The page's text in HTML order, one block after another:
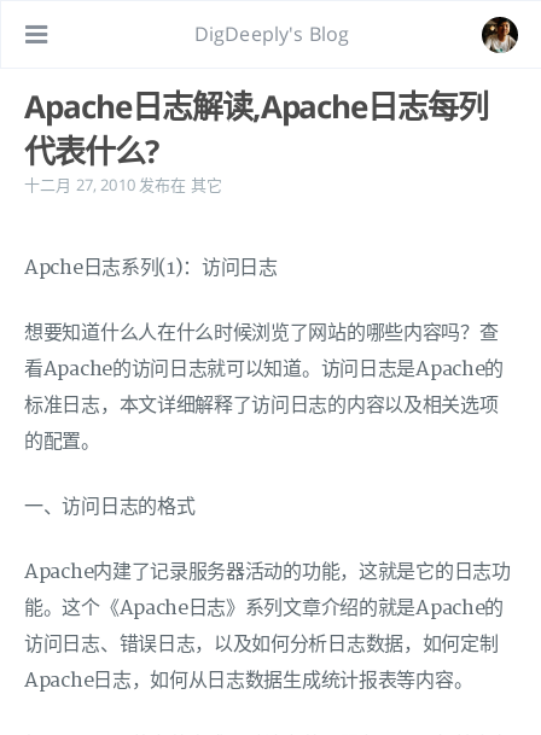
DigDeeply's Blog
Apache日志解读,Apache日志每列
代表什么?
十二月 27, 2010 发布在 其它
Apche日志系列(1)：访问日志
想要知道什么人在什么时候浏览了网站的哪些内容吗？查
看Apache的访问日志就可以知道。访问日志是Apache的
标准日志，本文详细解释了访问日志的内容以及相关选项
的配置。
一、访问日志的格式
Apache内建了记录服务器活动的功能，这就是它的日志功
能。这个《Apache日志》系列文章介绍的就是Apache的
访问日志、错误日志，以及如何分析日志数据，如何定制
Apache日志，如何从日志数据生成统计报表等内容。